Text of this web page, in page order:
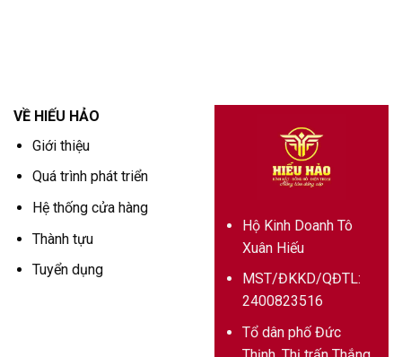
VỀ HIẾU HẢO
Giới thiệu
Quá trình phát triển
Hệ thống cửa hàng
Thành tựu
Tuyển dụng
Hộ Kinh Doanh Tô
Xuân Hiếu
MST/ĐKKD/QĐTL:
2400823516
Tổ dân phố Đức